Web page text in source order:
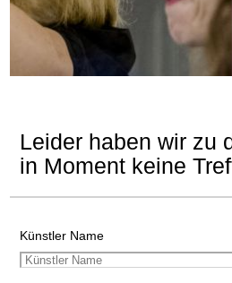
Leider haben wir zu
in Moment keine
Künstler Name